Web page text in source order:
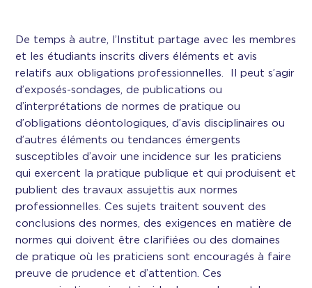
De temps à autre, l’Institut partage avec les membres
et les étudiants inscrits divers éléments et avis
relatifs aux obligations professionnelles. Il peut s’agir
d’exposés-sondages, de publications ou
d’interprétations de normes de pratique ou
d’obligations déontologiques, d’avis disciplinaires ou
d’autres éléments ou tendances émergents
susceptibles d’avoir une incidence sur les praticiens
qui exercent la pratique publique et qui produisent et
publient des travaux assujettis aux normes
professionnelles. Ces sujets traitent souvent des
conclusions des normes, des exigences en matière de
normes qui doivent être clarifiées ou des domaines
de pratique où les praticiens sont encouragés à faire
preuve de prudence et d’attention. Ces